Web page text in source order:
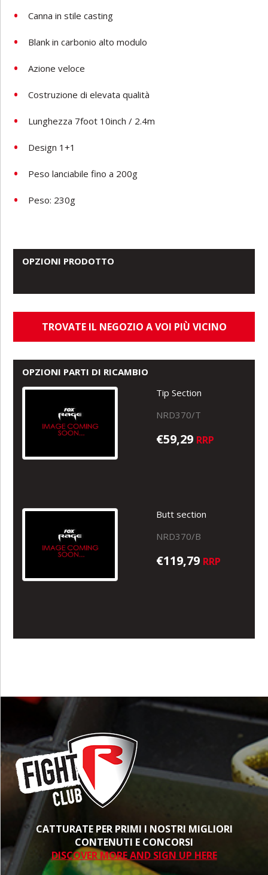
Canna in stile casting
Blank in carbonio alto modulo
Azione veloce
Costruzione di elevata qualità
Lunghezza 7foot 10inch / 2.4m
Design 1+1
Peso lanciabile fino a 200g
Peso: 230g
OPZIONI PRODOTTO
TROVATE IL NEGOZIO A VOI PIÙ VICINO
OPZIONI PARTI DI RICAMBIO
Tip Section
NRD370/T
€59,29 RRP
Butt section
NRD370/B
€119,79 RRP
CATTURATE PER PRIMI I NOSTRI MIGLIORI
CONTENUTI E CONCORSI
DISCOVER MORE AND SIGN UP HERE